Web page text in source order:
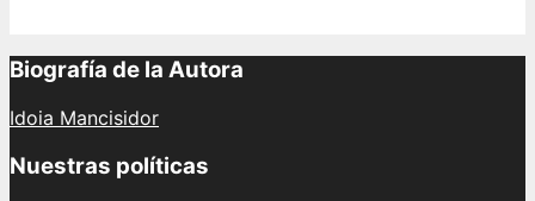
Biografía de la Autora
Idoia Mancisidor
Nuestras políticas